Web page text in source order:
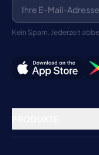
Kein Spam. Jederzeit
Property